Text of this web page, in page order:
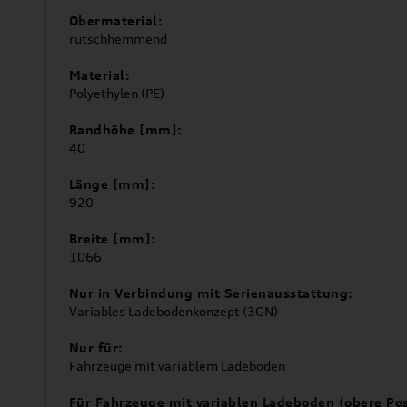
Obermaterial:
rutschhemmend
Material:
Polyethylen (PE)
Randhöhe [mm]:
40
Länge [mm]:
920
Breite [mm]:
1066
Nur in Verbindung mit Serienausstattung:
Variables Ladebodenkonzept (3GN)
Nur für:
Fahrzeuge mit variablem Ladeboden
Für Fahrzeuge mit variablen Ladeboden (obere